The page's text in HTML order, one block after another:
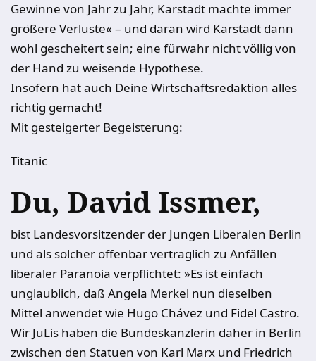
Gewinne von Jahr zu Jahr, Karstadt machte immer
größere Verluste« – und daran wird Karstadt dann
wohl gescheitert sein; eine fürwahr nicht völlig von
der Hand zu weisende Hypothese.
Insofern hat auch Deine Wirtschaftsredaktion alles
richtig gemacht!
Mit gesteigerter Begeisterung:
Titanic
Du, David Issmer,
bist Landesvorsitzender der Jungen Liberalen Berlin
und als solcher offenbar vertraglich zu Anfällen
liberaler Paranoia verpflichtet: »Es ist einfach
unglaublich, daß Angela Merkel nun dieselben
Mittel anwendet wie Hugo Chávez und Fidel Castro.
Wir JuLis haben die Bundeskanzlerin daher in Berlin
zwischen den Statuen von Karl Marx und Friedrich